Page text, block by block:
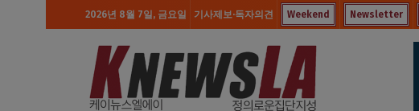
2026년 8월 7일, 금요일 기사제보·독자의견 Weekend Newsletter